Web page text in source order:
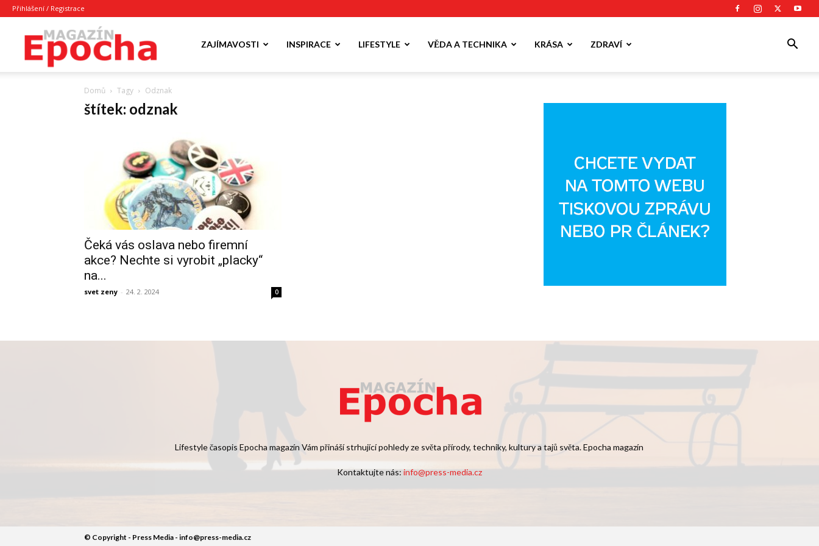
Přihlášení / Registrace
ZAJÍMAVOSTI INSPIRACE LIFESTYLE VĚDA A TECHNIKA KRÁSA ZDRAVÍ
Domů Tagy Odznak
štítek: odznak
Čeká vás oslava nebo firemní
akce? Nechte si vyrobit „placky“
na...
svet zeny - 24. 2. 2024 0
Lifestyle časopis Epocha magazín Vám přináší strhující pohledy ze světa přírody, techniky, kultury a tajů světa. Epocha magazín
Kontaktujte nás:info@press-media.cz
© Copyright - Press Media - info@press-media.cz